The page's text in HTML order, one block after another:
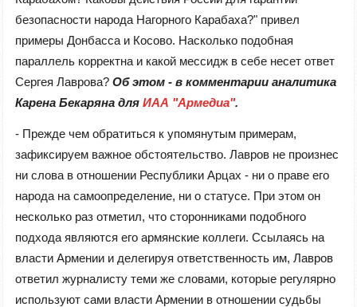
безопасности народа Нагорного Карабаха?" привел
примеры Донбасса и Косово. Насколько подобная
параллель корректна и какой мессидж в себе несет ответ
Сергея Лаврова? Об этом - в комментарии аналитика
Карена Бекаряна для ИАА "Армедиа".
- Прежде чем обратиться к упомянутым примерам,
зафиксируем важное обстоятельство. Лавров не произнес
ни слова в отношении Республики Арцах - ни о праве его
народа на самоопределение, ни о статусе. При этом он
несколько раз отметил, что сторонниками подобного
подхода являются его армянские коллеги. Ссылаясь на
власти Армении и делегируя ответственность им, Лавров
ответил журналисту теми же словами, которые регулярно
используют сами власти Армении в отношении судьбы